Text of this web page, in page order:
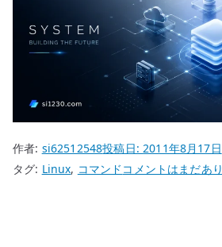
作者: si62512548投稿日:2011年8月17日
タグ: Linux, コマンド LPIC
コメントはまだあ